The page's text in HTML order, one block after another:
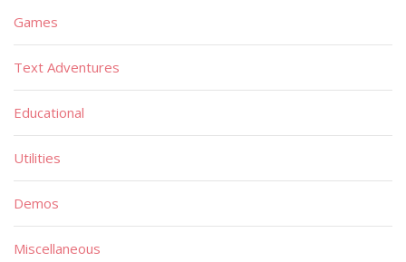
Games
Text Adventures
Educational
Utilities
Demos
Miscellaneous